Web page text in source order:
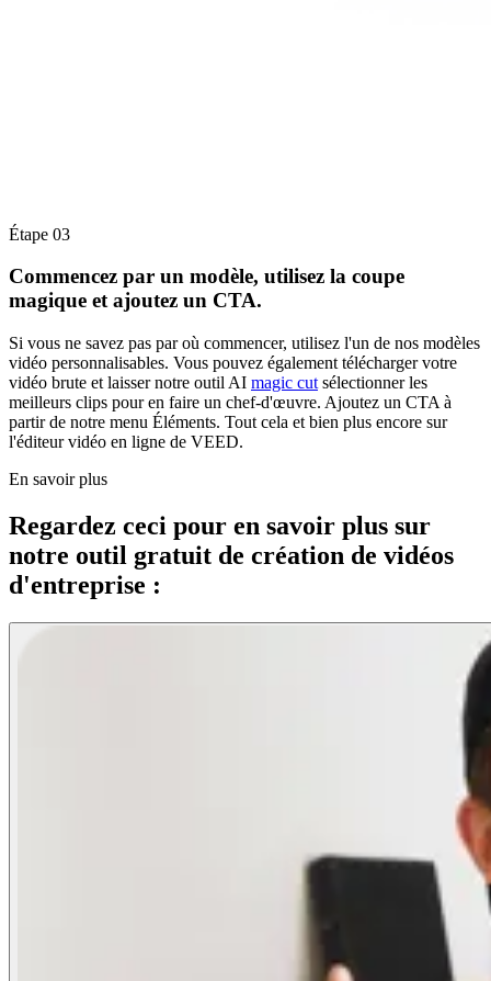
Étape 03
Commencez par un modèle, utilisez la coupe
magique et ajoutez un CTA.
Si vous ne savez pas par où commencer, utilisez l'un de nos modèles
vidéo personnalisables. Vous pouvez également télécharger votre
vidéo brute et laisser notre outil AI magic cut sélectionner les
meilleurs clips pour en faire un chef-d'œuvre. Ajoutez un CTA à
partir de notre menu Éléments. Tout cela et bien plus encore sur
l'éditeur vidéo en ligne de VEED.
En savoir plus
Regardez ceci pour en savoir plus sur
notre outil gratuit de création de vidéos
d'entreprise :